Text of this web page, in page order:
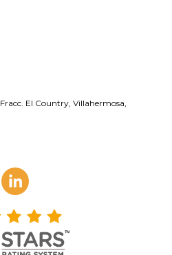
El Country, Villahermosa,